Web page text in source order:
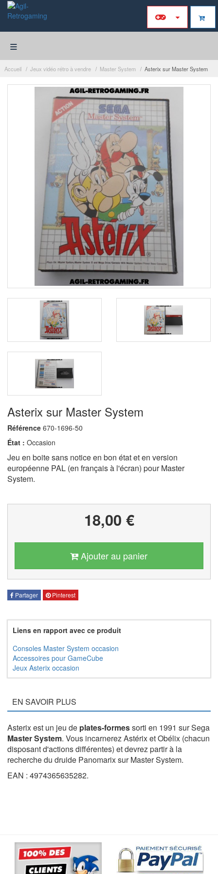
≡
Accueil Jeux vidéo rétro à vendre Master System Asterix sur Master System
Asterix sur Master System
Référence 670-1696-50
État : Occasion
Jeu en boite sans notice en bon état et en version
européenne PAL (en français à l'écran) pour Master
System.
18,00 €
Ajouter au panier
Partager Pinterest
Liens en rapport avec ce produit
Consoles Master System occasion
Accessoires pour GameCube
Jeux Asterix occasion
EN SAVOIR PLUS
Asterix est un jeu de plates-formessorti en 1991 sur Sega
Master System. Vous incarnerez Astérix et Obélix (chacun
disposant d'actions différentes) et devrez partir à la
recherche du druide Panomarix sur Master System.
EAN : 4974365635282.